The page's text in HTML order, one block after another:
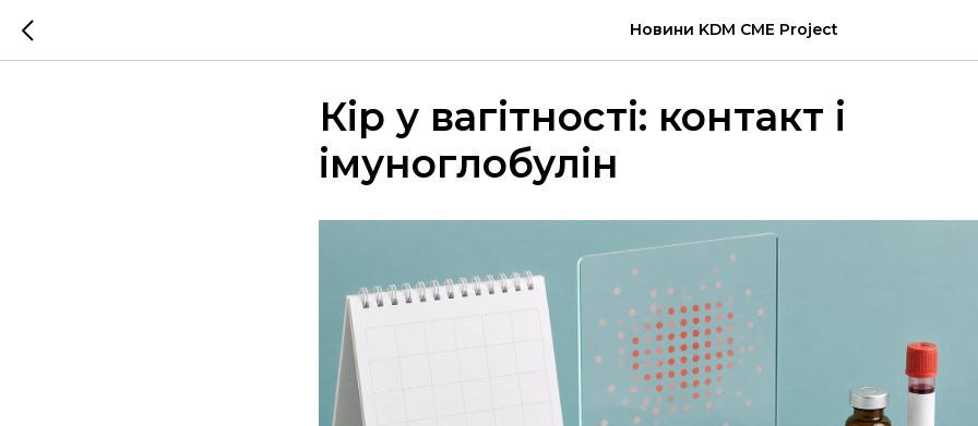
Новини KDM CME Project
Кір у вагітності: контакт і
імуноглобулін